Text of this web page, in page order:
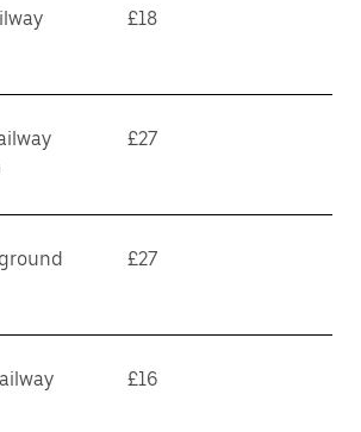
£18
£27
£27
£16